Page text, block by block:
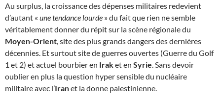
Au surplus, la croissance des dépenses militaires redevient
d’autant « une tendance lourde » du fait que rien ne semble
véritablement donner du répit sur la scène régionale du
Moyen-Orient, site des plus grands dangers des dernières
décennies. Et surtout site de guerres ouvertes (Guerre du Golf
1 et 2) et actuel bourbier en Iraket en Syrie. Sans devoir
oublier en plus la question hyper sensible du nucléaire
militaire avec l’Iranet la donne palestinienne.